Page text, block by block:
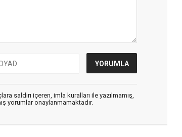
saldırı içeren, imla kuralları ile yazılmamış,
yorumlar onaylanmamaktadır.